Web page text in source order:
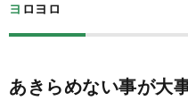
ヨロヨロ
あきらめない事が大